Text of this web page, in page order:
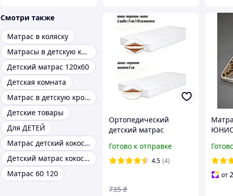
Смотри также
Матрас в коляску
Матрасы в детскую кроватку
Детский матрас 120х60
Детская комната
Матрас в детскую кроватку 60х120
Детские товары
Для ДЕТЕЙ
Матрас детский кокосовый
Детский матрас кокосовый в кроватку
Матрас 60 120
Ортопедический
детский матрас
матрац в манеж кокос-
поролон
Готово к отправке
4.5 (4)
735 ₴
от